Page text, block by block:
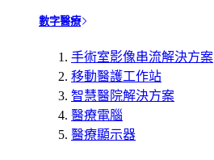
數字醫療
手術室影像串流解決方案
移動醫護工作站
智慧醫院解決方案
醫療電腦
醫療顯示器